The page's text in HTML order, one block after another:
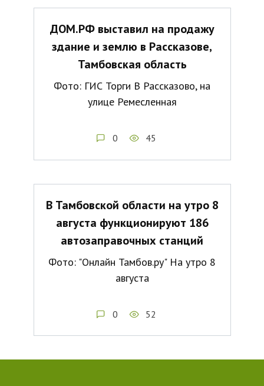
ДОМ.РФ выставил на продажу
здание и землю в Рассказове,
Тамбовская область
Фото: ГИС Торги В Рассказово, на
улице Ремесленная
0 45
В Тамбовской области на утро 8
августа функционируют 186
автозаправочных станций
Фото: "Онлайн Тамбов.ру" На утро 8
августа
0 52